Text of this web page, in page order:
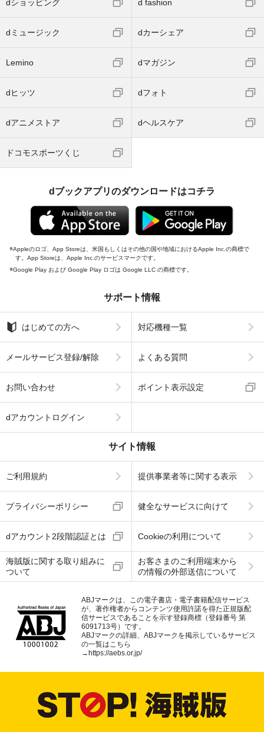
dショッピング d fashion
dミュージック dカーシェア
Lemino dマガジン
dヒッツ dフォト
dアニメストア dヘルスケア
ドコモスポーツくじ
dブックアプリのダウンロードはコチラ
Appleのロゴ、App Storeは、米国もしくはその他の国や地域におけるApple Inc.の商標で
す。App Storeは、Apple Inc.のサービスマークです。
Google Play および Google Play ロゴは Google LLC の商標です。
サポート情報
はじめての方へ 対応機種一覧
メールサービス登録/解除 よくある質問
お問い合わせ ポイント表示設定
dアカウントログイン
サイト情報
ご利用規約 提供事業者等に関する表示
プライバシーポリシー 健全なサービスに向けて
dアカウント2段階認証とは Cookieの利用について
海賊版に関する取り組みに
ついて
お客さまのご利用端末から
の情報の外部送信について
ABJマークは、この電子書店・電子書籍配信サービス
が、著作権者からコンテンツ使用許諾を得た正規版配
信サービスであることを示す登録商標（登録番号 第
6091713号）です。
ABJマークの詳細、ABJマークを掲示しているサービス
の一覧はこちら
→https://aebs.or.jp/